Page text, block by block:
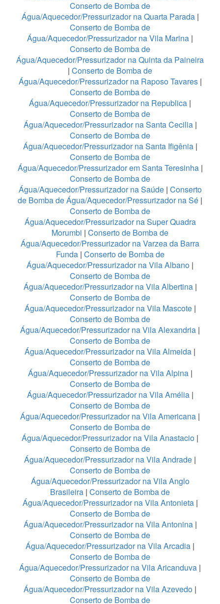
Conserto de Bomba de
Água/Aquecedor/Pressurizador na Quarta Parada|
Conserto de Bomba de
Água/Aquecedor/Pressurizador na Vila Marina |
Conserto de Bomba de
Água/Aquecedor/Pressurizador na Quinta da Paineira
| Conserto de Bomba de
Água/Aquecedor/Pressurizador na Raposo Tavares|
Conserto de Bomba de
Água/Aquecedor/Pressurizador na Republica |
Conserto de Bomba de
Água/Aquecedor/Pressurizador na Santa Cecilia|
Conserto de Bomba de
Água/Aquecedor/Pressurizador na Santa Ifigênia |
Conserto de Bomba de
Água/Aquecedor/Pressurizador em Santa Teresinha|
Conserto de Bomba de
Água/Aquecedor/Pressurizador na Saúde| Conserto
de Bomba de Água/Aquecedor/Pressurizador na Sé |
Conserto de Bomba de
Água/Aquecedor/Pressurizador na Super Quadra
Morumbi | Conserto de Bomba de
Água/Aquecedor/Pressurizador na Varzea da Barra
Funda| Conserto de Bomba de
Água/Aquecedor/Pressurizador na Vila Albano |
Conserto de Bomba de
Água/Aquecedor/Pressurizador na Vila Albertina|
Conserto de Bomba de
Água/Aquecedor/Pressurizador na Vila Mascote|
Conserto de Bomba de
Água/Aquecedor/Pressurizador na Vila Alexandria |
Conserto de Bomba de
Água/Aquecedor/Pressurizador na Vila Almeida |
Conserto de Bomba de
Água/Aquecedor/Pressurizador na Vila Alpina |
Conserto de Bomba de
Água/Aquecedor/Pressurizador na Vila Amélia |
Conserto de Bomba de
Água/Aquecedor/Pressurizador na Vila Americana |
Conserto de Bomba de
Água/Aquecedor/Pressurizador na Vila Anastacio |
Conserto de Bomba de
Água/Aquecedor/Pressurizador na Vila Andrade |
Conserto de Bomba de
Água/Aquecedor/Pressurizador na Vila Anglo
Brasileira | Conserto de Bomba de
Água/Aquecedor/Pressurizador na Vila Antonieta|
Conserto de Bomba de
Água/Aquecedor/Pressurizador na Vila Antonina|
Conserto de Bomba de
Água/Aquecedor/Pressurizador na Vila Arcadia |
Conserto de Bomba de
Água/Aquecedor/Pressurizador na Vila Aricanduva |
Conserto de Bomba de
Água/Aquecedor/Pressurizador na Vila Azevedo |
Conserto de Bomba de